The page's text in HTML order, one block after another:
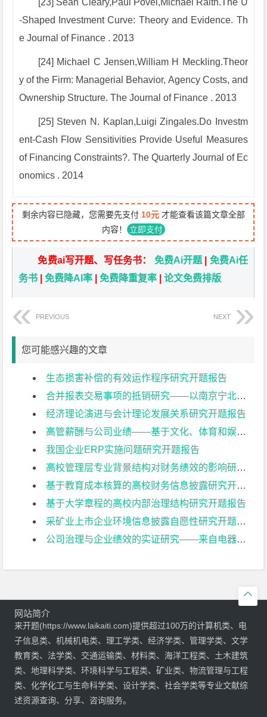
[23] Sean Cleary,Paul Povel,Michael Raith.The U
-Shaped Investment Curve: Theory and Evidence. Th
e Journal of Finance . 2013
[24] Michael C Jensen,William H Meckling.Theor
y of the Firm: Managerial Behavior, Agency Costs, and
Ownership Structure. The Journal of Finance . 2013
[25] Steven N. Kaplan,Luigi Zingales.Do Investm
ent-Cash Flow Sensitivities Provide Useful Measures
of Financing Constraints?. The Quarterly Journal of Ec
onomics . 2014
剩余内容已隐藏，您需要先支付 10元才能查看该篇文章全部
内容！
立即支付
免费ai写开题、写任务书： 免费Ai开题
免费Ai任
务书 |免费降AI率 |免费降重复率 |论文免费排版
PREVIOUS NEXT
您可能感兴趣的文章
生态损害补偿的有效运作程序研究开题报告
合并报表交易事项的抵销研究——以南京宁北轨道交通有限公司为例开题报告
经济理论演进与会计理论发展关系研究开题报告
高管薪酬与公司业绩——基于文化、体育和娱乐业上市公司的实证研究开题报告
我国企业ERP实施问题研究开题报告
高校管理层专业背景结构对财务绩效的影响研究开题报告
基于教育成本核算的高校财务信息披露研究开题报告
基于大学章程的高校内部治理结构研究开题报告
采矿业上市企业环境信息披露自愿性研究开题报告
公司治理与企业绩效的实证研究——来自电器机械及器材制造业上市公司的经验证据开题报告

网站简介
来开题(https://www.laikaiti.com)提供超过100万的计算机类、电
子信息类、机械机电类、理工学类、经济学类、管理学类、文学
教育类、法学类、交通运输类、材料类、海洋工程类、土木建筑
类、地理科学类、环境科学与工程类、矿业类、物流管理与工程
类、化学化工与生命科学类、设计学类、社会学类等专业文献综
述资源查询、分享、咨询服务。